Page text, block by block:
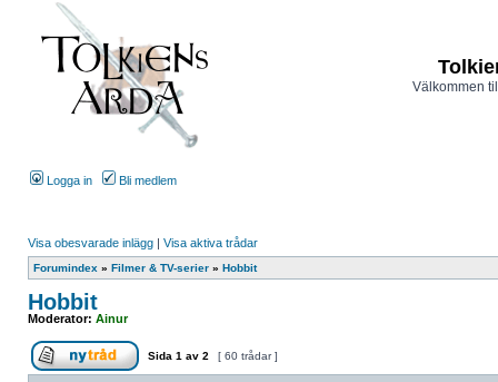
Välkommen
Logga in Bli medlem
Visa obesvarade inlägg | Visa aktiva trådar
Forumindex » Filmer & TV-serier » Hobbit
Hobbit
Moderator: Ainur
Sida 1 av 2 [ 60 trådar ]